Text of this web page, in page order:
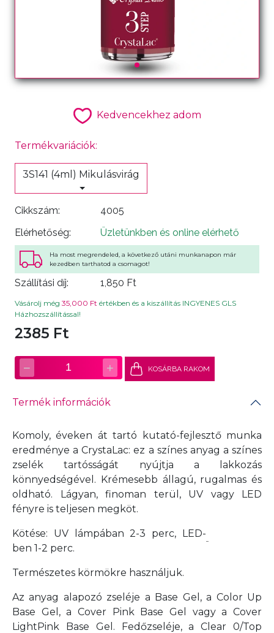
Kedvencekhez adom
Termékvariációk:
3S141 (4ml) Mikulásvirág
Cikkszám:
4005
Elérhetőség:
Üzletünkben és online elérhető
Ha most megrendeled, a következő utáni munkanapon már
kezedben tarthatod a csomagot!
Szállítási díj: 1,850 Ft
Vásárolj még 35,000 Ft értékben és a kiszállítás INGYENES GLS
Házhozszállítással!
2385 Ft
− 1 + KOSÁRBA RAKOM
Termék információk
Komoly, éveken át tartó kutató-fejlesztő munka
eredménye a CrystaLac: ez a színes anyag a színes
zselék tartósságát nyújtja a lakkozás
könnyedségével. Krémesebb állagú, rugalmas és
oldható. Lágyan, finoman terül, UV vagy LED
fényre is teljesen megköt.
Kötése: UV lámpában 2-3 perc, LED-
ben 1-2 perc.
Természetes körmökre használjuk.
Az anyag alapozó zseléje a Base Gel, a Color Up
Base Gel, a Cover Pink Base Gel vagy a Cover
LightPink Base Gel. Fedőzseléje, a Clear 0/Top